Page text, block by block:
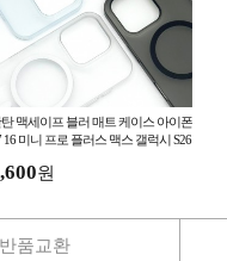
맥세이프 블러 매트 케이스 아이폰
16 미니 프로 플러스 맥스 갤럭시 S26
원
반품교환